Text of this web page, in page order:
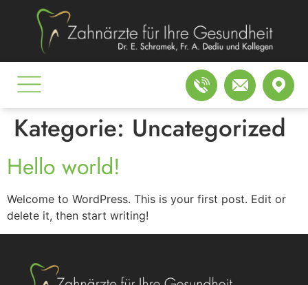
Kategorie: Uncategorized
Hello world!
Welcome to WordPress. This is your first post. Edit or
delete it, then start writing!